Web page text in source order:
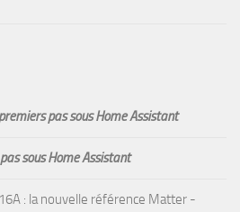
pas sous Home Assistant
sous Home Assistant
: la nouvelle référence Matter -